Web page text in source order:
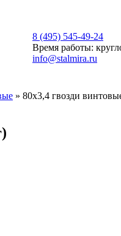
8 (495) 545-49-24
Время работы:
info@stalmira.ru
» 80х3,4 гвозди